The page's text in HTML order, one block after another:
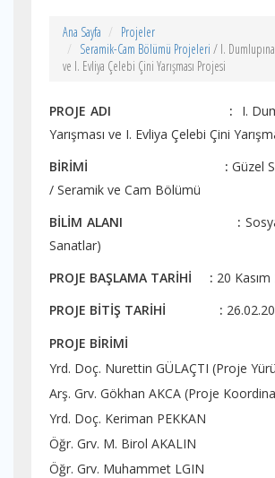
Ana Sayfa
Projeler
Seramik-Cam Bölümü Projeleri / I.
ve I. Evliya Çelebi Çini Yarışması Projesi
PROJE ADI :
I.
Yarışması ve I. Evliya Çelebi Çini
BİRİMİ : Güzel
/ Seramik ve Cam Bölümü
BİLİM ALANI :
Sanatlar)
PROJE BAŞLAMA TARİHİ : 20
PROJE BİTİŞ TARİHİ :
PROJE BİRİMİ
Yrd. Doç. Nurettin GÜLAÇTI (Proje
Arş. Grv. Gökhan AKCA (Proje
Yrd. Doç. Keriman PEKKAN
Öğr. Grv. M. Birol AKALIN
Öğr. Grv. Muhammet LGIN